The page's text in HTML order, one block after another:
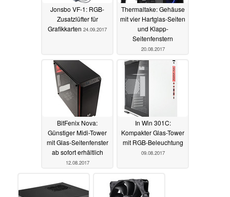
Jonsbo VF-1: RGB-
Zusatzlüfter für
Grafikkarten 24.09.2017
Thermaltake: Gehäuse
mit vier Hartglas-Seiten
und Klapp-
Seitenfenstern
20.08.2017
BitFenix Nova:
Günstiger Midi-Tower
mit Glas-Seitenfenster
ab sofort erhältlich
12.08.2017
In Win 301C:
Kompakter Glas-Tower
mit RGB-Beleuchtung
09.08.2017